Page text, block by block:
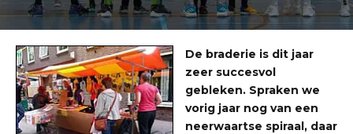
De braderie is dit jaar
zeer succesvol
gebleken. Spraken we
vorig jaar nog van een
neerwaartse spiraal, daar